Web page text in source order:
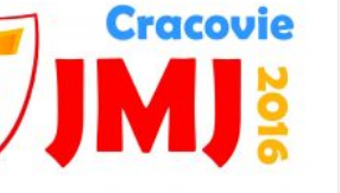
Cracovie